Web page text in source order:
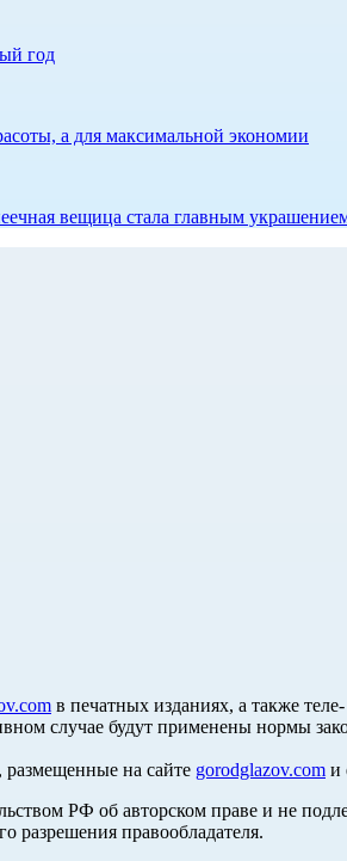
год
а для максимальной экономии
вещица стала главным
в печатных изданиях, а также
случае будут применены нормы
размещенные на сайте gorodglazov.com и
РФ об авторском праве и не
разрешения правообладателя.